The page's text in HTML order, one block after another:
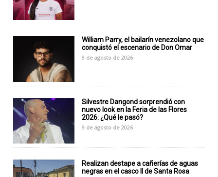
William Parry, el bailarín venezolano que
conquistó el escenario de Don Omar
9 de agosto de 2026
Silvestre Dangond sorprendió con
nuevo look en la Feria de las Flores
2026: ¿Qué le pasó?
9 de agosto de 2026
Realizan destape a cañerías de aguas
negras en el casco II de Santa Rosa